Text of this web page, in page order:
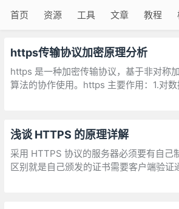
首页 资源 工具 文章 教程
https传输协议加密原理分析
https 是一种加密传输协议，基于非对称
算法的协作使用。https 主要作用：1.对
务器身份，为什么不使用单一的加密算法
浅谈 HTTPS 的原理详解
采用 HTTPS 协议的服务器必须要有自己
区别就是自己颁发的证书需要客户端验证